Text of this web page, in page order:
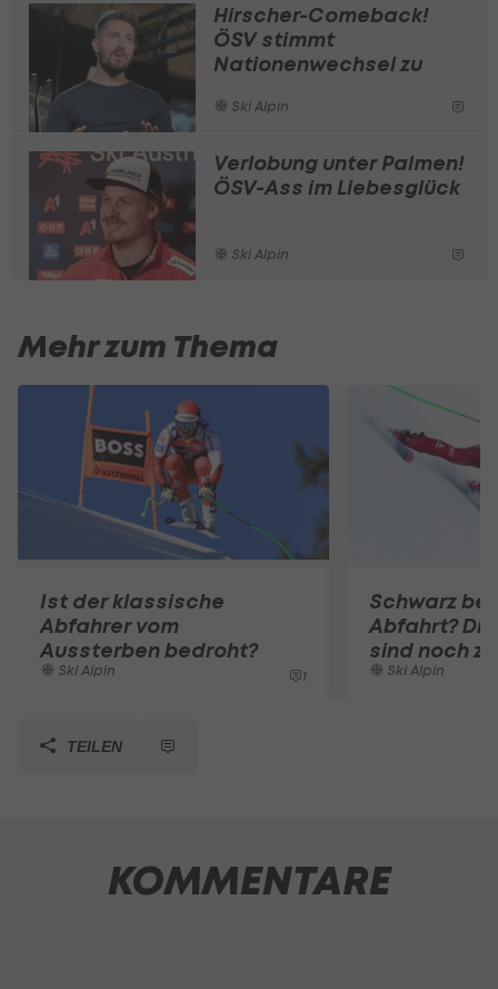
Hirscher-Comeback!
ÖSV stimmt
Nationenwechsel zu
Ski Alpin
Verlobung unter Palmen!
ÖSV-Ass im Liebesglück
Ski Alpin
Mehr zum Thema
Ist der klassische
Abfahrer vom
Aussterben bedroht?
Ski Alpin 1
Schwarz
Abfahrt?
sind noch
Ski Alpin
TEILEN
KOMMENTARE